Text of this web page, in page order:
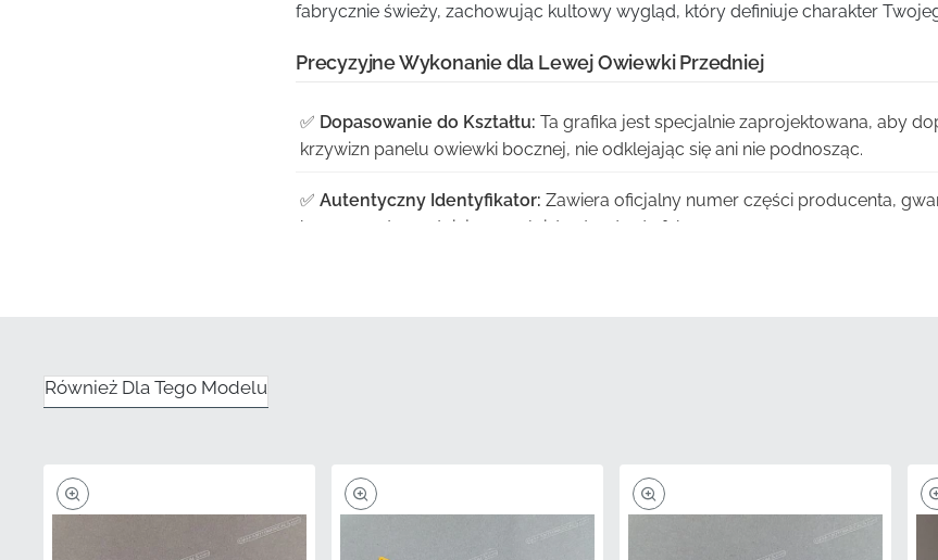
fabrycznie świeży, zachowując kultowy wygląd, który definiuje charakter
Precyzyjne Wykonanie dla Lewej Owiewki Przedniej
✅ Dopasowanie do Kształtu: Ta grafika jest specjalnie zaprojektowana, aby
krzywizn panelu owiewki bocznej, nie odklejając się ani nie podnosząc.
✅ Autentyczny Identyfikator: Zawiera oficjalny numer części producenta,
komponentu spełniającego ścisłe standardy fabryczne.
Również Dla Tego Modelu